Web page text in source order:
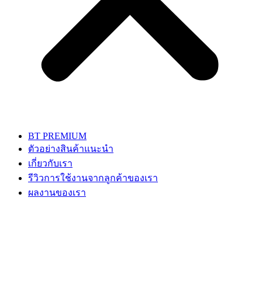
BT PREMIUM
ตัวอย่างสินค้าแนะนำ
เกี่ยวกับเรา
รีวิวการใช้งานจากลูกค้าของเรา
ผลงานของเรา